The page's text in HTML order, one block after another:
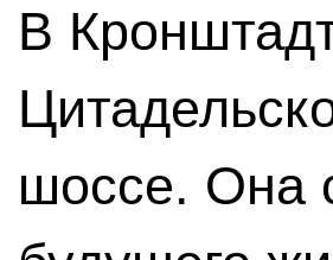
В
шоссе. Она